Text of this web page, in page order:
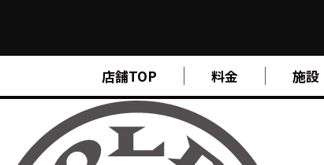
店舗TOP 料金 施設
FIND A GYM 店舗検索
ABOUTゴールドジムについて
SUPPORT トレーニングサポート